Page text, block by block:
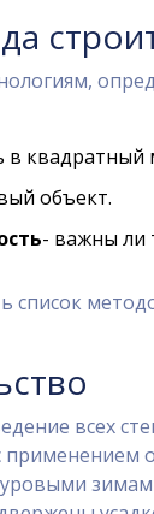
в квадратный
объект.
- важны ли
список
всех
применением